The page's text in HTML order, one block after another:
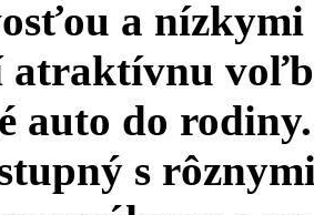
a
atraktívnu
auto do
s